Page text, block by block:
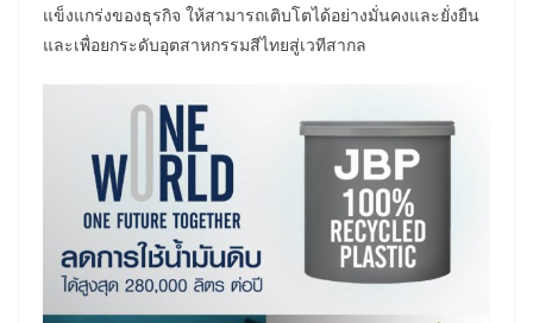
แข็งแกร่งของธุรกิจ ให้สามารถเติบโตได้อย่างมั่นคงและยั่งยืน
และเพื่อยกระดับอุตสาหกรรมสีไทยสู่เวทีสากล